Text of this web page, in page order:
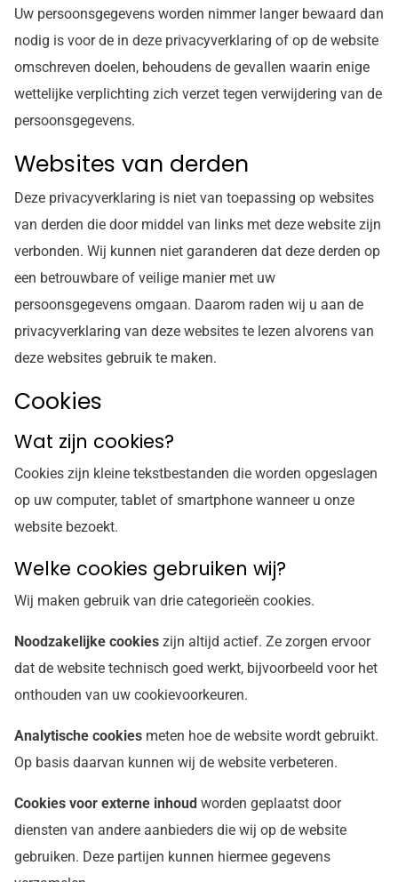
Uw persoonsgegevens worden nimmer langer bewaard dan
nodig is voor de in deze privacyverklaring of op de website
omschreven doelen, behoudens de gevallen waarin enige
wettelijke verplichting zich verzet tegen verwijdering van de
persoonsgegevens.
Websites van derden
Deze privacyverklaring is niet van toepassing op websites
van derden die door middel van links met deze website zijn
verbonden. Wij kunnen niet garanderen dat deze derden op
een betrouwbare of veilige manier met uw
persoonsgegevens omgaan. Daarom raden wij u aan de
privacyverklaring van deze websites te lezen alvorens van
deze websites gebruik te maken.
Cookies
Wat zijn cookies?
Cookies zijn kleine tekstbestanden die worden opgeslagen
op uw computer, tablet of smartphone wanneer u onze
website bezoekt.
Welke cookies gebruiken wij?
Wij maken gebruik van drie categorieën cookies.
Noodzakelijke cookies zijn altijd actief. Ze zorgen ervoor
dat de website technisch goed werkt, bijvoorbeeld voor het
onthouden van uw cookievoorkeuren.
Analytische cookies meten hoe de website wordt gebruikt.
Op basis daarvan kunnen wij de website verbeteren.
Cookies voor externe inhoud worden geplaatst door
diensten van andere aanbieders die wij op de website
gebruiken. Deze partijen kunnen hiermee gegevens